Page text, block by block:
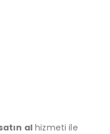
alhizmeti ile